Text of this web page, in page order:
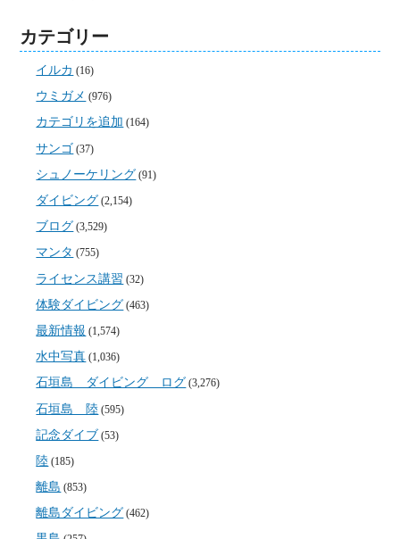
カテゴリー
イルカ (16)
ウミガメ (976)
カテゴリを追加 (164)
サンゴ (37)
シュノーケリング (91)
ダイビング (2,154)
ブログ (3,529)
マンタ (755)
ライセンス講習 (32)
体験ダイビング (463)
最新情報 (1,574)
水中写真 (1,036)
石垣島 ダイビング ログ (3,276)
石垣島 陸 (595)
記念ダイブ (53)
陸 (185)
離島 (853)
離島ダイビング (462)